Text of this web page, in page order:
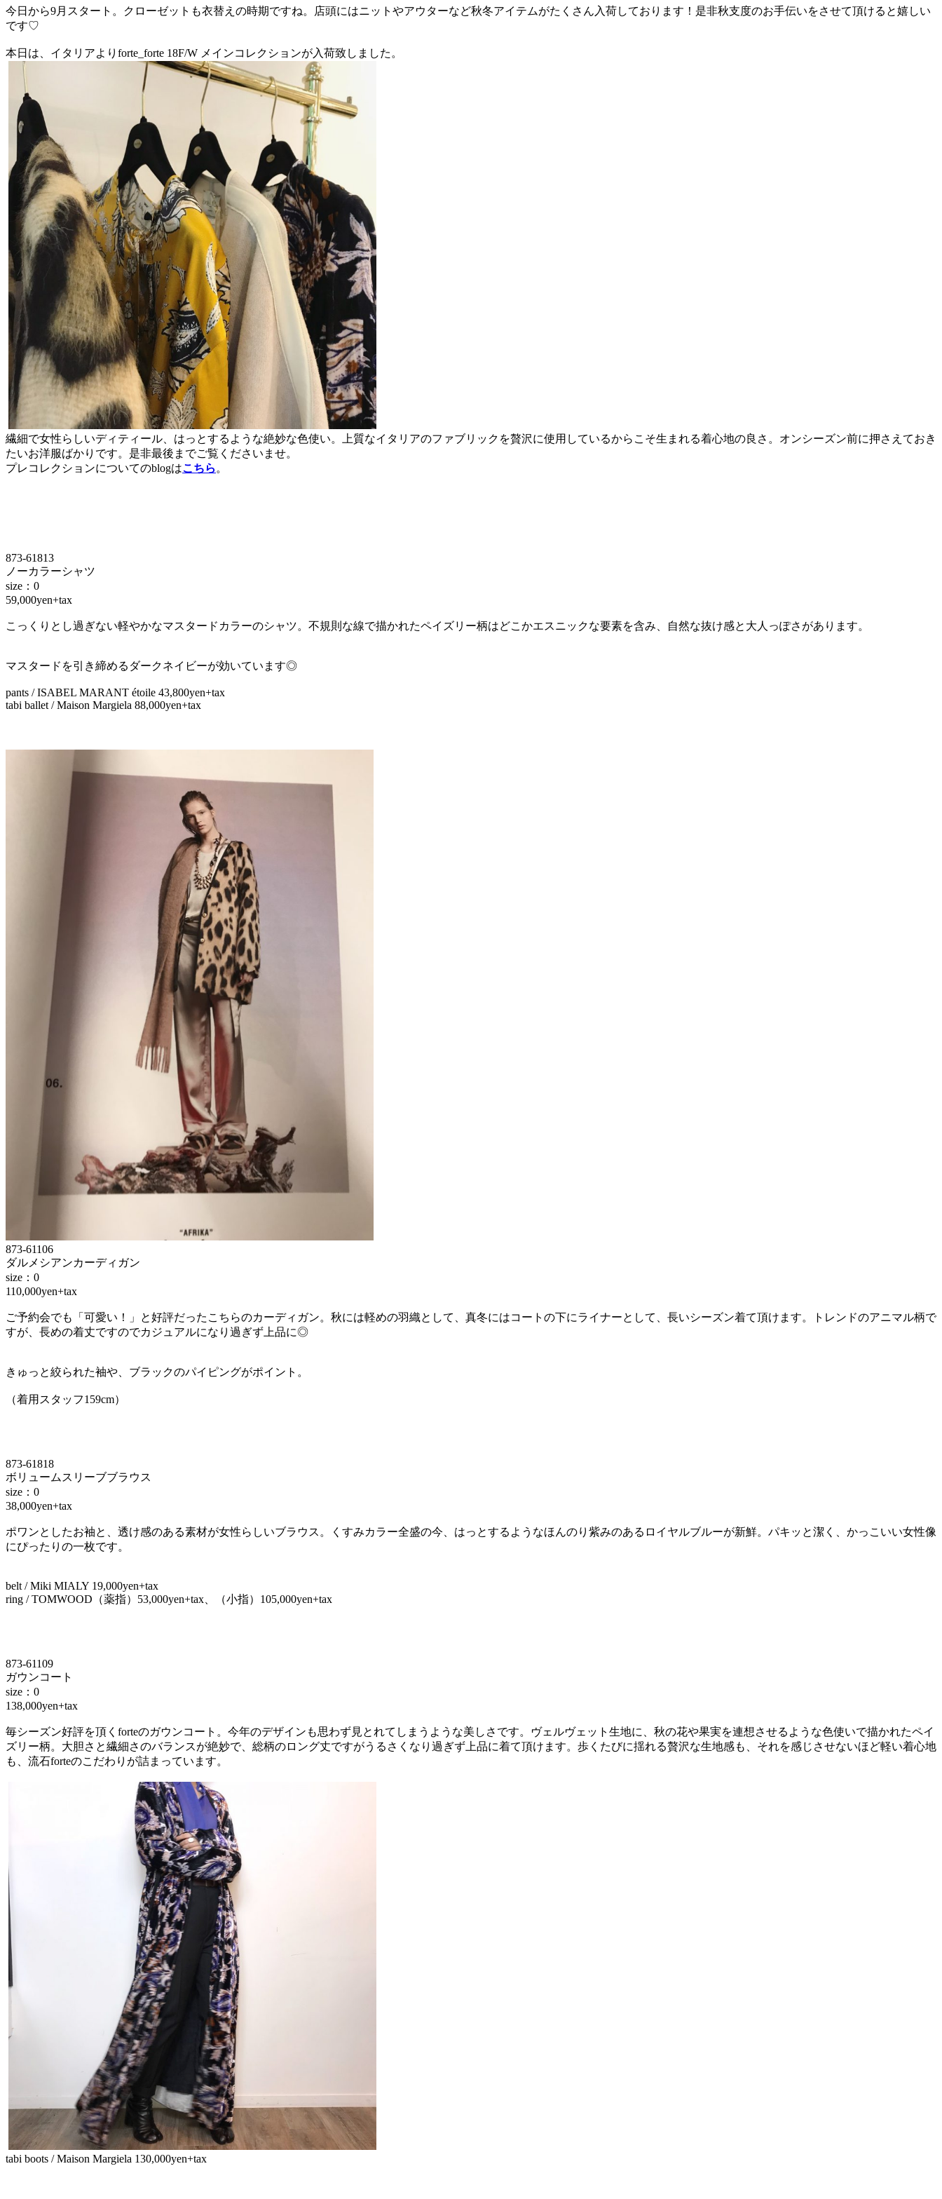
今日から9月スタート。クローゼットも衣替えの時期ですね。店頭にはニットやアウターなど秋冬アイテムがたくさん入荷しております！是非秋支度のお手伝いをさせて頂けると嬉しい
です♡
本日は、イタリアよりforte_forte 18F/W メインコレクションが入荷致しました。
繊細で女性らしいディティール、はっとするような絶妙な色使い。上質なイタリアのファブリックを贅沢に使用しているからこそ生まれる着心地の良さ。オンシーズン前に押さえておき
たいお洋服ばかりです。是非最後までご覧くださいませ。
プレコレクションについてのblogはこちら 。
873-61813
ノーカラーシャツ
size：0
59,000yen+tax
こっくりとし過ぎない軽やかなマスタードカラーのシャツ。不規則な線で描かれたペイズリー柄はどこかエスニックな要素を含み、自然な抜け感と大人っぽさがあります。
マスタードを引き締めるダークネイビーが効いています◎
pants / ISABEL MARANT étoile 43,800yen+tax
tabi ballet / Maison Margiela 88,000yen+tax
873-61106
ダルメシアンカーディガン
size：0
110,000yen+tax
ご予約会でも「可愛い！」と好評だったこちらのカーディガン。秋には軽めの羽織として、真冬にはコートの下にライナーとして、長いシーズン着て頂けます。トレンドのアニマル柄で
すが、長めの着丈ですのでカジュアルになり過ぎず上品に◎
きゅっと絞られた袖や、ブラックのパイピングがポイント。
（着用スタッフ159cm）
873-61818
ボリュームスリーブブラウス
size：0
38,000yen+tax
ポワンとしたお袖と、透け感のある素材が女性らしいブラウス。くすみカラー全盛の今、はっとするようなほんのり紫みのあるロイヤルブルーが新鮮。パキッと潔く、かっこいい女性像
にぴったりの一枚です。
belt / Miki MIALY 19,000yen+tax
ring / TOMWOOD（薬指）53,000yen+tax、（小指）105,000yen+tax
873-61109
ガウンコート
size：0
138,000yen+tax
毎シーズン好評を頂くforteのガウンコート。今年のデザインも思わず見とれてしまうような美しさです。ヴェルヴェット生地に、秋の花や果実を連想させるような色使いで描かれたペイ
ズリー柄。大胆さと繊細さのバランスが絶妙で、総柄のロング丈ですがうるさくなり過ぎず上品に着て頂けます。歩くたびに揺れる贅沢な生地感も、それを感じさせないほど軽い着心地
も、流石forteのこだわりが詰まっています。
tabi boots / Maison Margiela 130,000yen+tax